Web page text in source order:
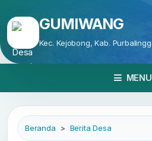
GUMIWANG
Kec. Kejobong, Kab.
MENU
Beranda Berita Desa